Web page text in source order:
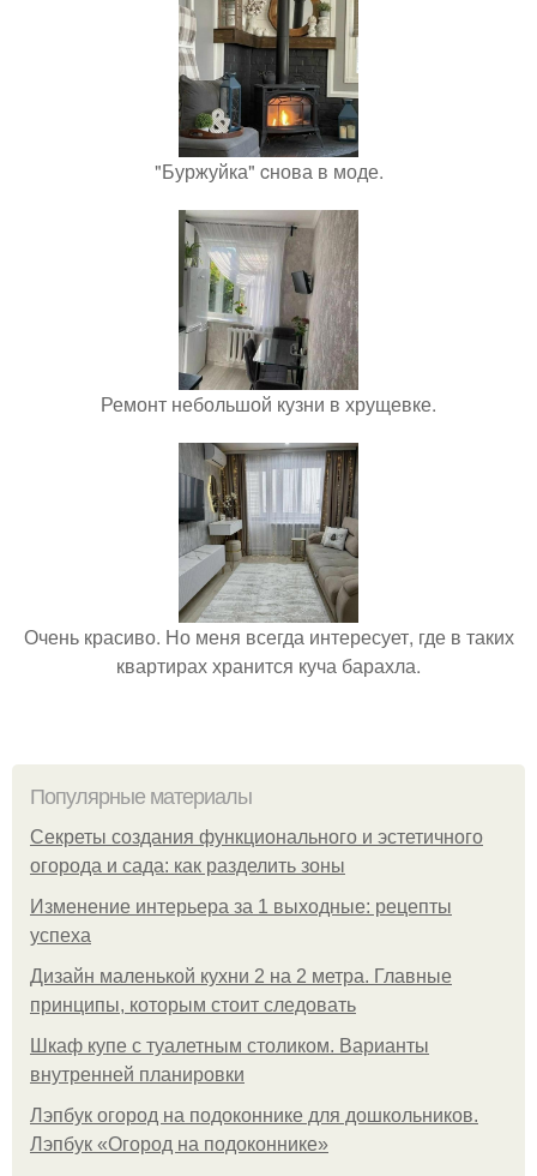
"Буржуйка" cнова в моде.
Ремонт небольшой кузни в хрущевке.
Очень красиво. Но меня всегда интересует, где в таких
квартирах хранится куча барахла.
Популярные материалы
Секреты создания функционального и эстетичного
огорода и сада: как разделить зоны
Изменение интерьера за 1 выходные: рецепты
успеха
Дизайн маленькой кухни 2 на 2 метра. Главные
принципы, которым стоит следовать
Шкаф купе с туалетным столиком. Варианты
внутренней планировки
Лэпбук огород на подоконнике для дошкольников.
Лэпбук «Огород на подоконнике»